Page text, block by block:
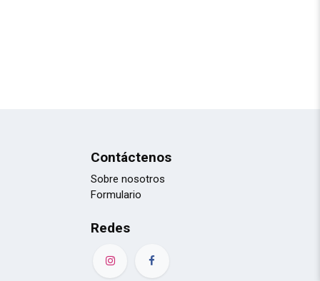
Contáctenos
Sobre nosotros
Formulario
Redes